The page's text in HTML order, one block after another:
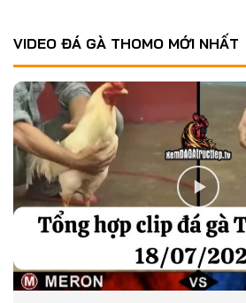
VIDEO ĐÁ GÀ THOMO MỚI NHẤT